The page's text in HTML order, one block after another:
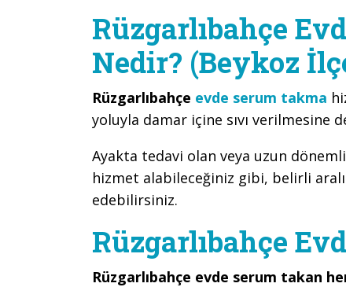
Rüzgarlıbahçe
Nedir? (Beykoz
Rüzgarlıbahçe evde serum takma
yoluyla damar içine sıvı verilmesine
Ayakta tedavi olan veya uzun
hizmet alabileceğiniz gibi, belirli
edebilirsiniz.
Rüzgarlıbahçe
Rüzgarlıbahçe evde serum takan